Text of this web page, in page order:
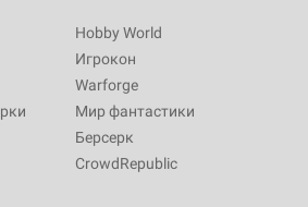
Hobby World
Игрокон
Warforge
Мир фантастики
Берсерк
CrowdRepublic